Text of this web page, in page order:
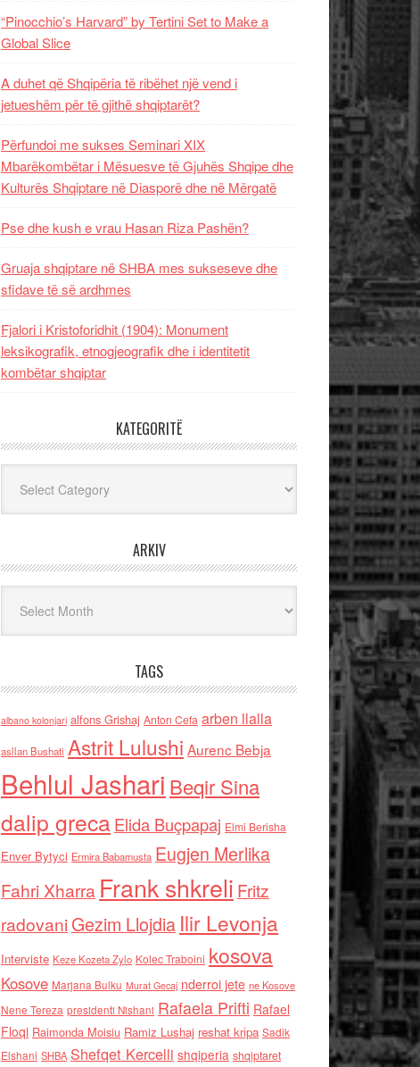
“Pinocchio’s Harvard” by Tertini Set to Make a
Global Slice
A duhet që Shqipëria të ribëhet një vend i
jetueshëm për të gjithë shqiptarët?
Përfundoi me sukses Seminari XIX
Mbarëkombëtar i Mësuesve të Gjuhës Shqipe dhe
Kulturës Shqiptare në Diasporë dhe në Mërgatë
Pse dhe kush e vrau Hasan Riza Pashën?
Gruaja shqiptare në SHBA mes sukseseve dhe
sfidave të së ardhmes
Fjalori i Kristoforidhit (1904): Monument
leksikografik, etnogjeografik dhe i identitetit
kombëtar shqiptar
KATEGORITË
ARKIV
TAGS
albano kolonjari alfons Grishaj Anton Cefa arben llalla
asllan Bushati Astrit Lulushi Aurenc Bebja
Behlul Jashari Beqir Sina
dalip grecaElida Buçpapaj Elmi Berisha
Enver Bytyci Ermira Babamusta Eugjen Merlika
Fahri Xharra Frank shkreli Fritz
radovaniGezim Llojdia Ilir Levonja
Interviste Keze Kozeta Zylo Kolec Traboini kosova
Kosove Marjana Bulku Murat Gecaj nderroi jete ne Kosove
Nene Tereza presidenti Nishani Rafaela Prifti Rafael
Floqi Raimonda Moisiu Ramiz Lushaj reshat kripa Sadik
Elshani SHBA Shefqet Kercelli shqiperia shqiptaret